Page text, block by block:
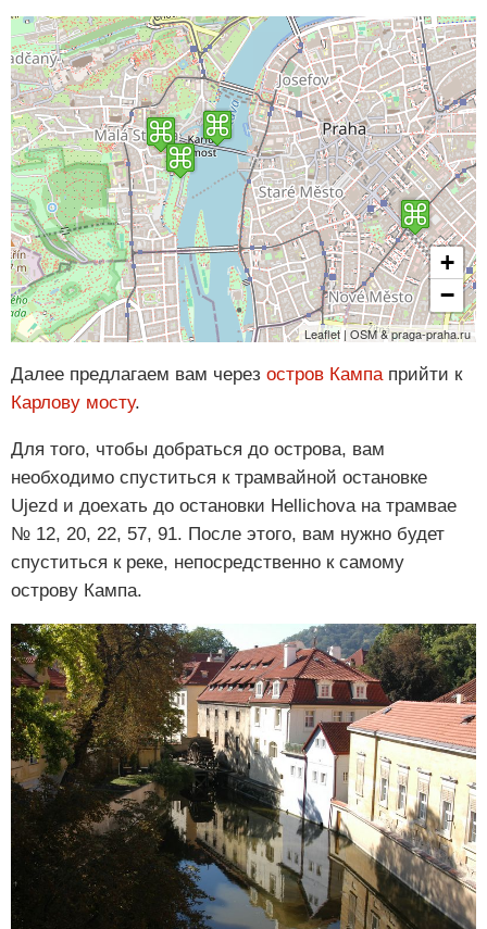
+
−
Leaflet | OSM & praga-praha.ru
Далее предлагаем вам через остров Кампаприйти к
Карлову мосту.
Для того, чтобы добраться до острова, вам
необходимо спуститься к трамвайной остановке
Ujezd и доехать до остановки Hellichova на трамвае
№ 12, 20, 22, 57, 91. После этого, вам нужно будет
спуститься к реке, непосредственно к самому
острову Кампа.